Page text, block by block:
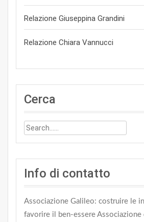
Relazione Giuseppina Grandini
Relazione Chiara Vannucci
Cerca
Info di contatto
Associazione Galileo: costruire le
favorire il ben-essere Associazione